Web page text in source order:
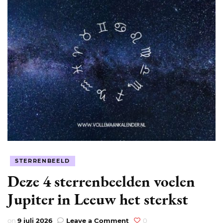
STERRENBEELD
Deze 4 sterrenbeelden voelen
Jupiter in Leeuw het sterkst
on 9 juli 2026 Leave a Comment on
0